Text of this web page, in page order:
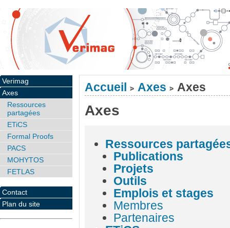
Accueil > Axes > Axes
Axes
Ressources
Publications
Projets
Outils
Emplois et stages
Membres
Partenaires
Verimag
Axes
Ressources
partagées
ETiCS
Formal Proofs
PACS
MOHYTOS
FETLAS
Contact
Plan du site